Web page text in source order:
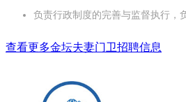
负责行政制度的完善与监督执行
查看更多金坛夫妻门卫招聘信息